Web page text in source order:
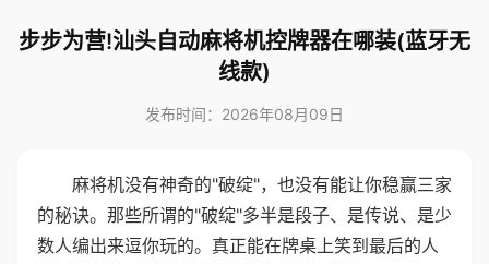
步步为营!汕头自动麻将机控牌器在哪装(蓝牙无
线款)
发布时间：2026年08月09日
麻将机没有神奇的"破绽"，也没有能让你稳赢三家
的秘诀。那些所谓的"破绽"多半是段子、是传说、是少
数人编出来逗你玩的。真正能在牌桌上笑到最后的人